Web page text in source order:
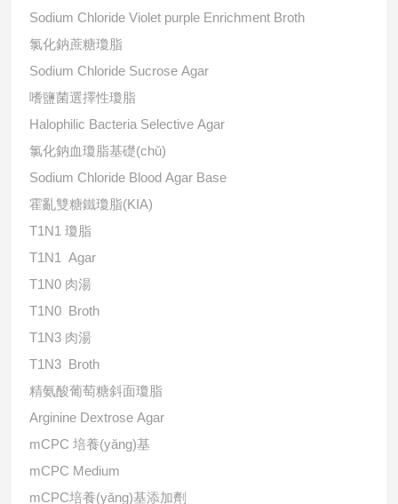
Sodium Chloride Violet purple Enrichment Broth
氯化鈉蔗糖瓊脂
Sodium Chloride Sucrose Agar
嗜鹽菌選擇性瓊脂
Halophilic Bacteria Selective Agar
氯化鈉血瓊脂基礎(chǔ)
Sodium Chloride Blood Agar Base
霍亂雙糖鐵瓊脂(KIA)
T1N1 瓊脂
T1N1 Agar
T1N0 肉湯
T1N0 Broth
T1N3 肉湯
T1N3 Broth
精氨酸葡萄糖斜面瓊脂
Arginine Dextrose Agar
mCPC 培養(yǎng)基
mCPC Medium
mCPC培養(yǎng)基添加劑